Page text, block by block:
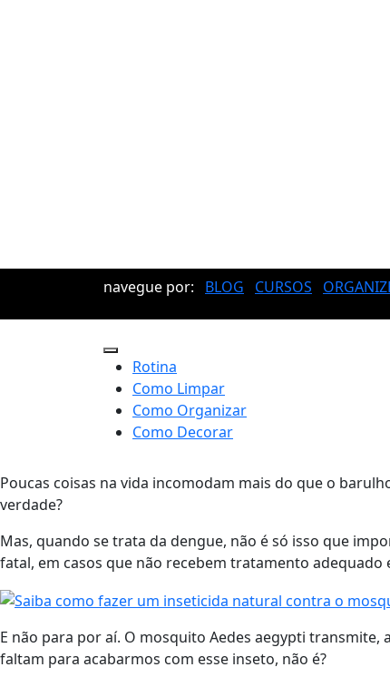
navegue por: BLOG CURSOS
Rotina
Como Limpar
Como Organizar
Como Decorar
Poucas coisas na vida incomodam mais do que o
verdade?
Mas, quando se trata da dengue, não é só isso que
fatal, em casos que não recebem tratamento adequado
E não para por aí. O mosquito Aedes aegypti
faltam para acabarmos com esse inseto, não é?